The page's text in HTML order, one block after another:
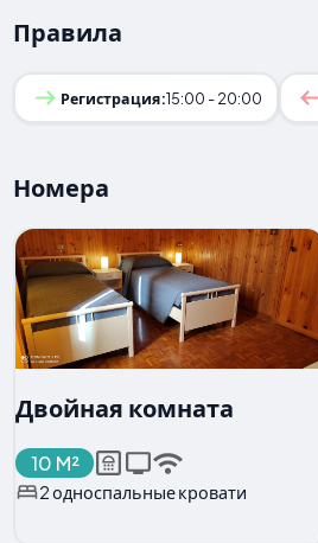
Правила
Регистрация:15:00 - 20:00
Номера
Двойная комната
10 M²
2 односпальные кровати